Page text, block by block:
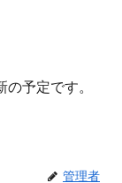
予定です。
管理者